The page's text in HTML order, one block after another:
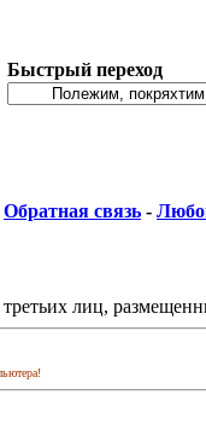
Быстрый переход
Обратная связь -
лиц,